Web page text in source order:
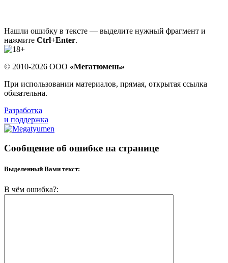
Нашли ошибку в тексте — выделите нужный фрагмент и
нажмите Ctrl+Enter.
© 2010-2026 ООО «Мегатюмень»
При использовании материалов, прямая, открытая ссылка
обязательна.
Разработка
и поддержка
Сообщение об ошибке на странице
Выделенный Вами текст:
В чём ошибка?: